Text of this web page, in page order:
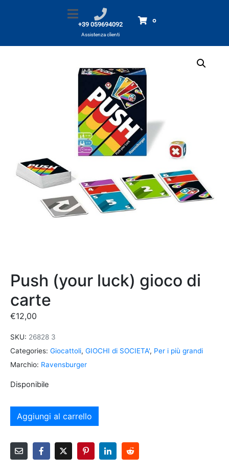
+39 059694092
Assistenza clienti
0
Prodotti Push (your luck) gioco di carte
Push (your luck) gioco di
carte
€12,00
SKU: 26828 3
Categories: Giocattoli, GIOCHI di SOCIETA', Per i più grandi
Marchio: Ravensburger
Disponibile
Aggiungi al carrello